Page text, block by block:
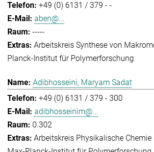
+49 (0) 6131 / 379 - -
aben@...
-----
Arbeitskreis Synthese von
Planck-Institut für Polymerforschung
Adibhosseini, Maryam Sadat
+49 (0) 6131 / 379 - 300
adibhosseinim@...
0.302
Arbeitskreis Physikalische Chemie